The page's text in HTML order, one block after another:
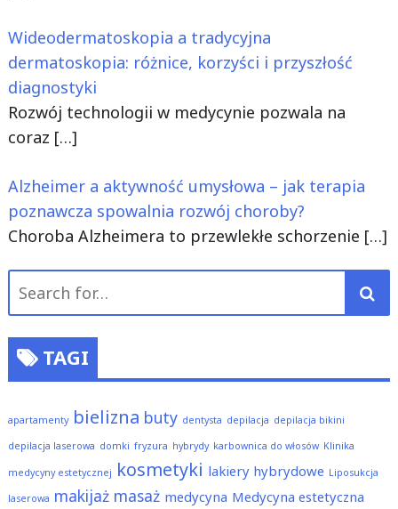
Wideodermatoskopia a tradycyjna
dermatoskopia: różnice, korzyści i przyszłość
diagnostyki
Rozwój technologii w medycynie pozwala na
coraz […]
Alzheimer a aktywność umysłowa – jak terapia
poznawcza spowalnia rozwój choroby?
Choroba Alzheimera to przewlekłe schorzenie […]
for:
TAGI
apartamenty bielizna buty dentysta depilacja depilacja bikini
depilacja laserowa domki fryzura hybrydy karbownica do włosów Klinika
medycyny estetycznej kosmetyki lakiery hybrydowe Liposukcja
laserowa makijaż masaż medycyna Medycyna estetyczna